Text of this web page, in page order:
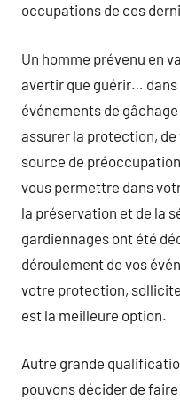
occupations de ces
Un homme prévenu en
avertir que guérir… dans
événements de
assurer la protection, de
source de
vous permettre dans
la préservation et de la
gardiennages ont été
déroulement de vos
votre protection,
est la meilleure option.
Autre grande
pouvons décider de